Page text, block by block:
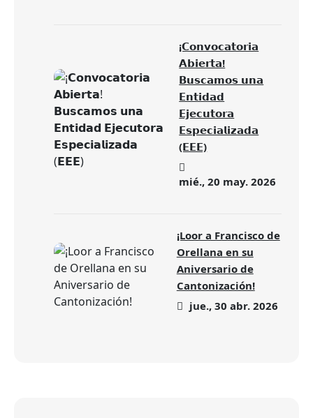
¡𝗖𝗼𝗻𝘃𝗼𝗰𝗮𝘁𝗼𝗿𝗶𝗮
𝗔𝗯𝗶𝗲𝗿𝘁𝗮!
𝗕𝘂𝘀𝗰𝗮𝗺𝗼𝘀 𝘂𝗻𝗮
𝗘𝗻𝘁𝗶𝗱𝗮𝗱
𝗘𝗷𝗲𝗰𝘂𝘁𝗼𝗿𝗮
𝗘𝘀𝗽𝗲𝗰𝗶𝗮𝗹𝗶𝘇𝗮𝗱𝗮
(𝗘𝗘𝗘)
mié., 20 may. 2026
¡Loor a Francisco de
Orellana en su
Aniversario de
Cantonización!
jue., 30 abr. 2026